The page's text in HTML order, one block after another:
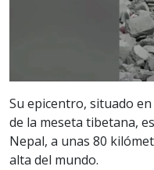
Su epicentro, situado
de la meseta tibetana,
Nepal, a unas 80
alta del mundo.